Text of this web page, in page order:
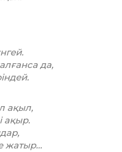
да,
ақыл,
ақыр.
жатыр…